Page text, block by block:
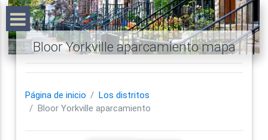
Bloor Yorkville aparcamiento mapa
Página de inicio
Los distritos
Bloor Yorkville aparcamiento